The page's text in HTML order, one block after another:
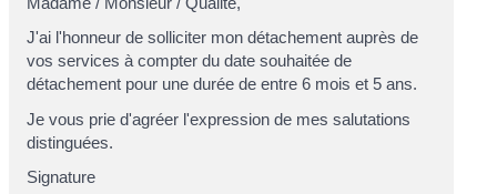
J'ai l'honneur de solliciter mon détachement auprès de
vos services à compter dudate souhaitée de
détachement pour une durée deentre 6 mois et 5 ans.
Je vous prie d'agréer l'expression de mes salutations
distinguées.
Signature